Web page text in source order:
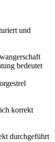
und
bedeutet
korrekt
durchgeführt